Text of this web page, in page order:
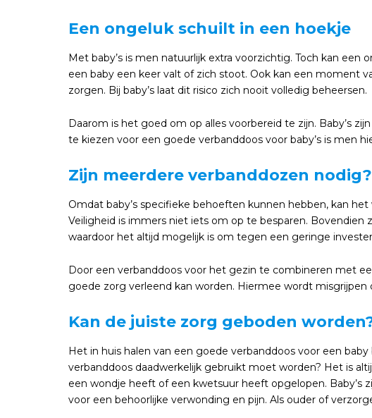
Een ongeluk schuilt in een hoekje
Met baby’s is men natuurlijk extra voorzichtig. Toch kan
een baby een keer valt of zich stoot. Ook kan een moment
zorgen. Bij baby’s laat dit risico zich nooit volledig beheersen.
Daarom is het goed om op alles voorbereid te zijn. Baby’s
te kiezen voor een goede verbanddoos voor baby’s is men
Zijn meerdere verbanddozen nodig?
Omdat baby’s specifieke behoeften kunnen hebben, kan
Veiligheid is immers niet iets om op te besparen. Bovendien
waardoor het altijd mogelijk is om tegen een geringe
Door een verbanddoos voor het gezin te combineren met
goede zorg verleend kan worden. Hiermee wordt misgrijpen
Kan de juiste zorg geboden
Het in huis halen van een goede verbanddoos voor een
verbanddoos daadwerkelijk gebruikt moet worden? Het is
een wondje heeft of een kwetsuur heeft opgelopen. Baby’s
voor een behoorlijke verwonding en pijn. Als ouder of